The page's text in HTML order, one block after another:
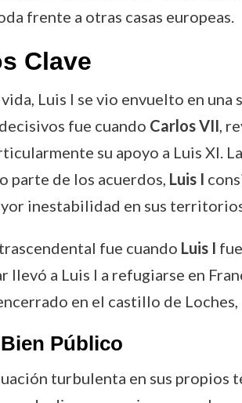
frente a otras casas europeas.
Clave
Luis I se vio envuelto en
fue cuando Carlos VII,
su apoyo a Luis XI.
parte de los acuerdos, Luis I
inestabilidad en sus
fue cuando Luis I
llevó a Luis I a refugiarse en
en el castillo de
Público
turbulenta en sus propios